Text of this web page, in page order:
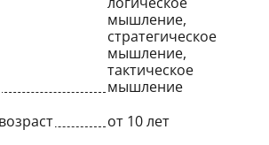
мышление,
стратегическое
мышление,
тактическое
мышление
от 10 лет